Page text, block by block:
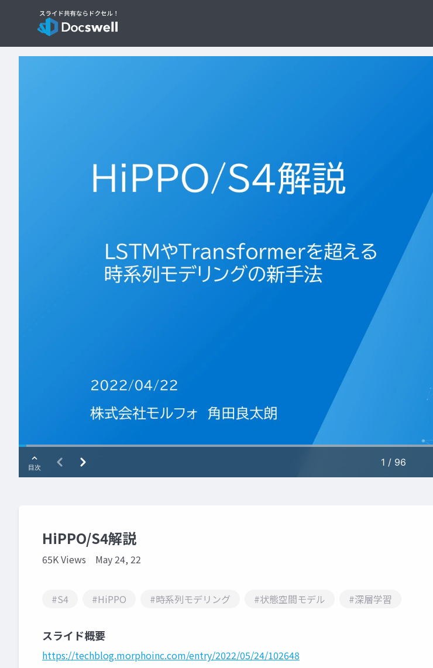
HiPPO/S4解説
65K Views May 24, 22
#S4 #HiPPO #時系列モデリング #状態空間モデル #深層学習
スライド概要
https://techblog.morphoinc.com/entry/2022/05/24/102648